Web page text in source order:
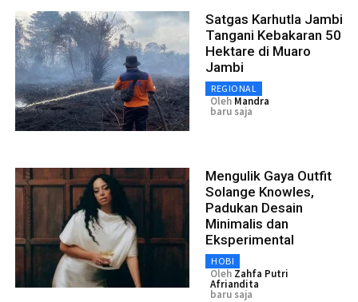
Satgas Karhutla Jambi
Tangani Kebakaran 50
Hektare di Muaro
Jambi
REGIONAL
Oleh Mandra
baru saja
Mengulik Gaya Outfit
Solange Knowles,
Padukan Desain
Minimalis dan
Eksperimental
HOBI
Oleh Zahfa Putri
Afriandita
baru saja